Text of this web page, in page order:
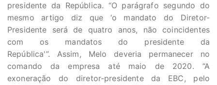
presidente da República. “O parágrafo segundo do
mesmo artigo diz que ‘o mandato do Diretor-
Presidente será de quatro anos, não coincidentes
com os mandatos do presidente da
República'”. Assim, Melo deveria permanecer no
comando da empresa até maio de 2020. “A
exoneração do diretor-presidente da EBC, pelo